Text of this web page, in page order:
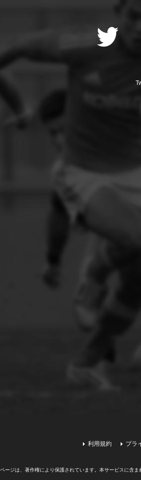
利用規約 プラ
ージは、著作権により保護されています。 本サービスに含ま